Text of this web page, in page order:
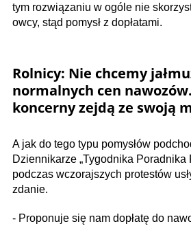
tym rozwiązaniu w ogóle nie
owcy, stąd pomysł z dopłatami.
Rolnicy: Nie chcemy
normalnych cen
koncerny zejdą ze swoją
A jak do tego typu pomysłów
Dziennikarze „Tygodnika Poradnika
podczas wczorajszych protestów
zdanie.
- Proponuje się nam dopłatę do